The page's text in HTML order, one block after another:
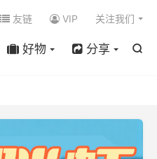

好物 分享
友链 VIP 关注我们